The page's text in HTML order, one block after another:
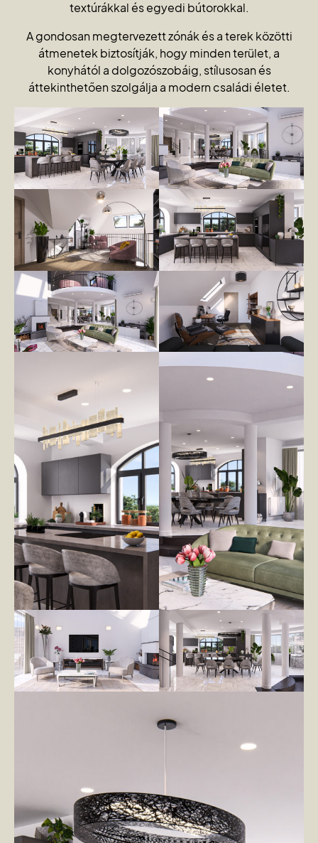
textúrákkal és egyedi bútorokkal.
A gondosan megtervezett zónák és a terek közötti
átmenetek biztosítják, hogy minden terület, a
konyhától a dolgozószobáig, stílusosan és
áttekinthetően szolgálja a modern családi életet.